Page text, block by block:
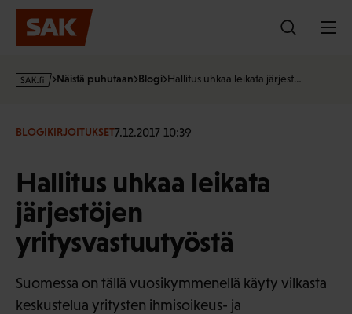
Hyppää
sisältöön
s
·
Näistä puhutaan Blogi Hallitus uhkaa leikata järjest…
BLOGIKIRJOITUKSET7.12.2017 10:39
Hallitus uhkaa leikata
järjestöjen
yritysvastuutyöstä
Suomessa on tällä vuosikymmenellä käyty vilkasta
keskustelua yritysten ihmisoikeus- ja